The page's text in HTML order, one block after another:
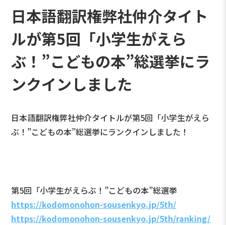
日本語翻訳権弊社仲介タイト
ルが第5回「小学生がえら
ぶ！”こどもの本”総選挙にラ
ンクインしました
日本語翻訳権弊社仲介タイトルが第5回「小学生がえら
ぶ！”こどもの本”総選挙にランクインしました！
第5回「小学生がえらぶ！”こどもの本”総選挙
https://kodomonohon-sousenkyo.jp/5th/
https://kodomonohon-sousenkyo.jp/5th/ranking/